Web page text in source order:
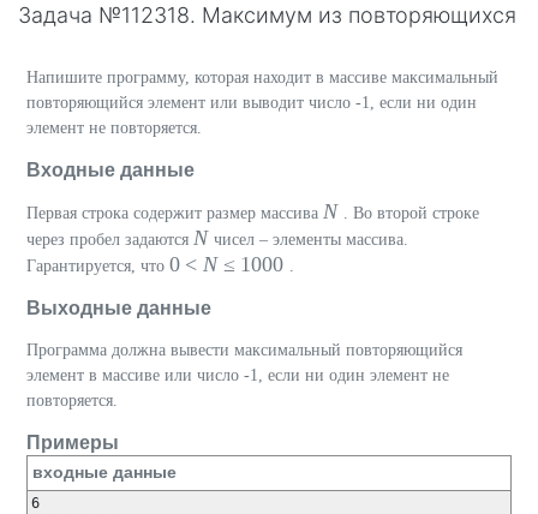
Задача №112318. Максимум из повторяющихся
Напишите программу, которая находит в массиве максимальный
повторяющийся элемент или выводит число -1, если ни один
элемент не повторяется.
Входные данные
Первая строка содержит размер массива N
. Во второй строке
через пробел задаются N чисел – элементы массива.
Гарантируется, что 0 < N ≤ 1000
Выходные данные
Программа должна вывести максимальный повторяющийся
элемент в массиве или число -1, если ни один элемент не
повторяется.
Примеры
входные данные
6